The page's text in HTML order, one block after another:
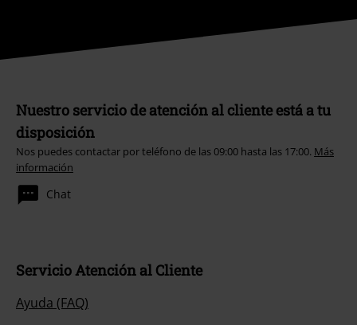
Nuestro servicio de atención al cliente está a tu
disposición
Nos puedes contactar por teléfono de las 09:00 hasta las 17:00. Más
información
Chat
Servicio Atención al Cliente
Ayuda (FAQ)